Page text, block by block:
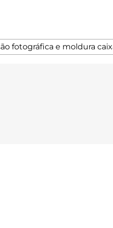
fotográfica e moldura